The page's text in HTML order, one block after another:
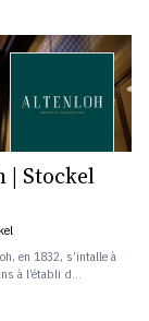
| Stockel
en 1832, s’intalle à
à l’établi d...